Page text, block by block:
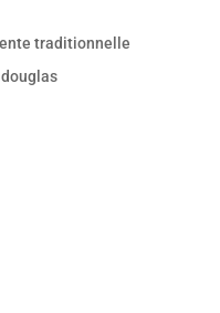
traditionnelle